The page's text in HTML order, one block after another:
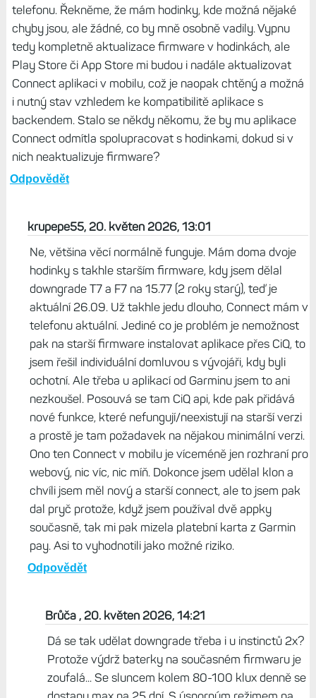
telefonu. Řekněme, že mám hodinky, kde možná nějaké
chyby jsou, ale žádné, co by mně osobně vadily. Vypnu
tedy kompletně aktualizace firmware v hodinkách, ale
Play Store či App Store mi budou i nadále aktualizovat
Connect aplikaci v mobilu, což je naopak chtěný a možná
i nutný stav vzhledem ke kompatibilitě aplikace s
backendem. Stalo se někdy někomu, že by mu aplikace
Connect odmítla spolupracovat s hodinkami, dokud si v
nich neaktualizuje firmware?
Odpovědět
krupepe55, 20. květen 2026, 13:01
Ne, většina věcí normálně funguje. Mám doma dvoje
hodinky s takhle starším firmware, kdy jsem dělal
downgrade T7 a F7 na 15.77 (2 roky starý), teď je
aktuální 26.09. Už takhle jedu dlouho, Connect mám v
telefonu aktuální. Jediné co je problém je nemožnost
pak na starší firmware instalovat aplikace přes CiQ, to
jsem řešil individuální domluvou s vývojáři, kdy byli
ochotní. Ale třeba u aplikací od Garminu jsem to ani
nezkoušel. Posouvá se tam CiQ api, kde pak přidává
nové funkce, které nefungují/neexistují na starší verzi
a prostě je tam požadavek na nějakou minimální verzi.
Ono ten Connect v mobilu je víceméně jen rozhraní pro
webový, nic víc, nic míň. Dokonce jsem udělal klon a
chvíli jsem měl nový a starší connect, ale to jsem pak
dal pryč protože, když jsem používal dvě appky
současně, tak mi pak mizela platební karta z Garmin
pay. Asi to vyhodnotili jako možné riziko.
Odpovědět
Brůča , 20. květen 2026, 14:21
Dá se tak udělat downgrade třeba i u instinctů 2x?
Protože výdrž baterky na současném firmwaru je
zoufalá... Se sluncem kolem 80-100 klux denně se